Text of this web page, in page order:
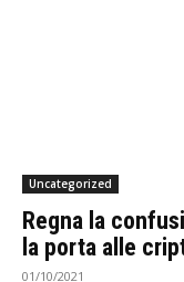
Uncategorized
Regna la
la porta alle
01/10/2021